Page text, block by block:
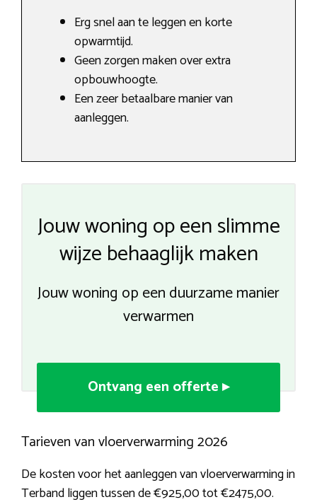
Erg snel aan te leggen en korte
opwarmtijd.
Geen zorgen maken over extra
opbouwhoogte.
Een zeer betaalbare manier van
aanleggen.
Jouw woning op een slimme
wijze behaaglijk maken
Jouw woning op een duurzame manier
verwarmen
Ontvang een offerte ▸
Tarieven van vloerverwarming 2026
De kosten voor het aanleggen van vloerverwarming in
Terband liggen tussen de €925,00 tot €2475,00.